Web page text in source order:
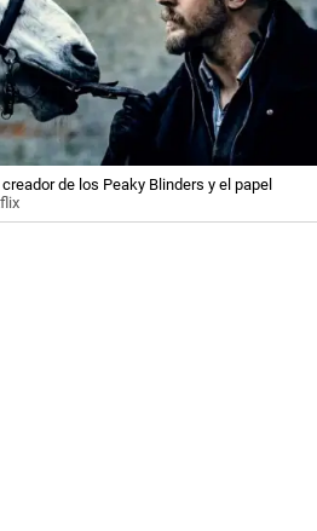
de los Peaky Blinders y el papel